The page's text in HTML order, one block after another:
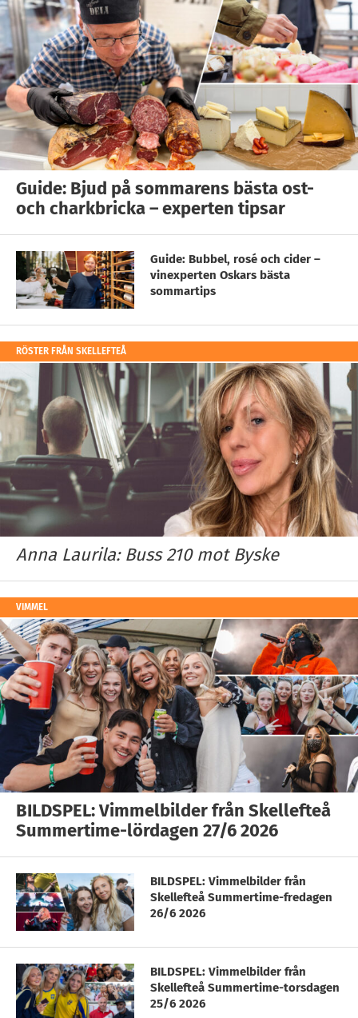
Guide: Bjud på sommarens bästa ost-
och charkbricka – experten tipsar
Guide: Bubbel, rosé och cider –
vinexperten Oskars bästa
sommartips
RÖSTER FRÅN SKELLEFTEÅ
Anna Laurila: Buss 210 mot Byske
VIMMEL
BILDSPEL: Vimmelbilder från Skellefteå
Summertime-lördagen 27/6 2026
BILDSPEL: Vimmelbilder från
Skellefteå Summertime-fredagen
26/6 2026
BILDSPEL: Vimmelbilder från
Skellefteå Summertime-torsdagen
25/6 2026